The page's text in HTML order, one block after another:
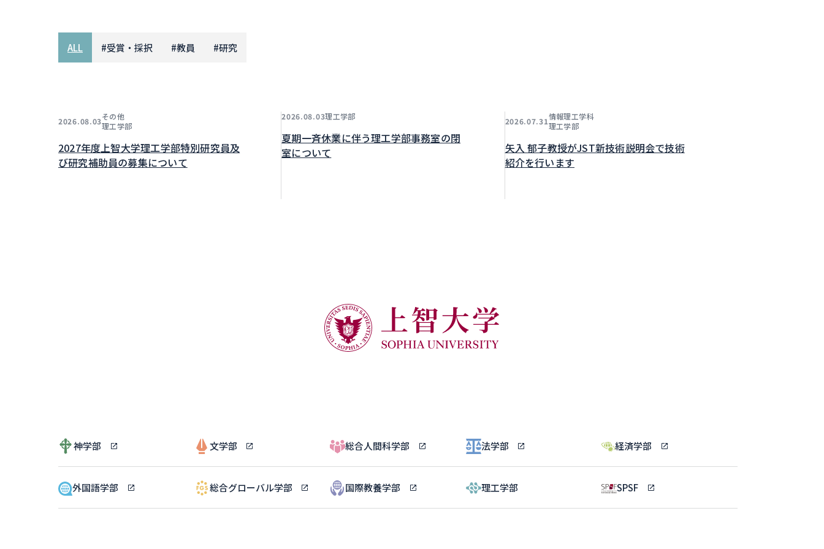
ALL #受賞・採択 #教員 #研究
2026.08.03その他
理工学部
2027年度上智大学理工学部特別研究員及
び研究補助員の募集について
2026.08.03理工学部
夏期一斉休業に伴う理工学部事務室の閉
室について
2026.07.31情報理工学科
理工学部
矢入 郁子教授がJST新技術説明会で技術
紹介を行います
神学部 文学部 総合人間科学部 法学部 経済学部
外国語学部 総合グローバル学部 国際教養学部 理工学部 SPSF